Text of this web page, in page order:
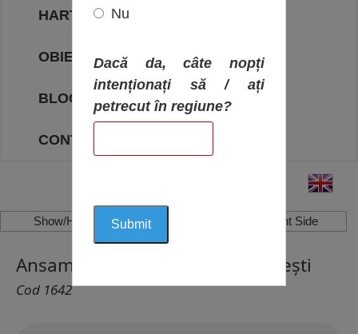
HARTA OBIECTIVELOR
OBIECTIVE
BLOG
CONTACT
Show/Hide Left Side Show/Hide Right Side
Ansamblul Brătășanu, Radomirești
Cod 1642
Nu
Dacă da, câte nopți
intenționați să / ați
petrecut în regiune?